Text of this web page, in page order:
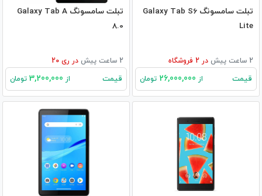
تبلت سامسونگ Galaxy Tab S6
Lite
2 ساعت پیش در فروشگاه
قیمت از تومان
تبلت سامسونگ Galaxy Tab A
8.0
2 ساعت پیش در ری 20
قیمت از تومان